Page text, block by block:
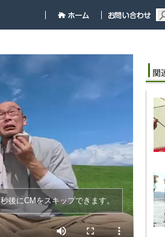
秒後にCMをスキップできます。